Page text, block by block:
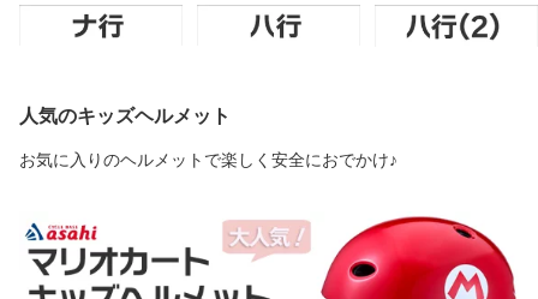
人気のキッズヘルメット
お気に入りのヘルメットで楽しく安全におでかけ♪